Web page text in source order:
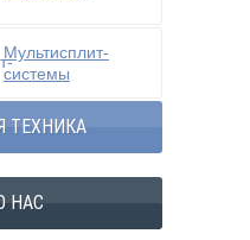
Мультисплит-
системы
ТЕХНИКА
НАС